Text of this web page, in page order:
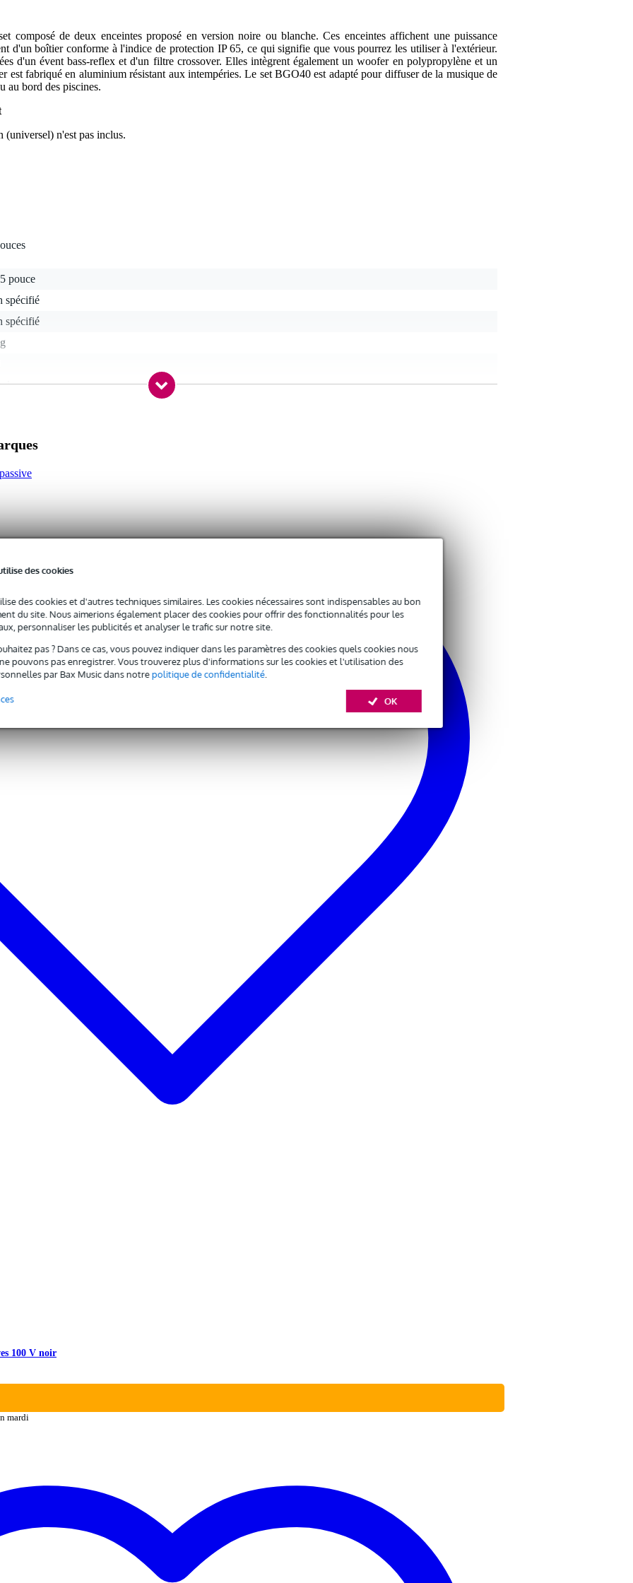
des cookies
des cookies et d'autres techniques similaires. Les cookies nécessaires sont indispensables au bon
du site. Nous aimerions également placer des cookies pour offrir des fonctionnalités pour les
personnaliser les publicités et analyser le trafic sur notre site.
pas ? Dans ce cas, vous pouvez indiquer dans les paramètres des cookies quels cookies nous
pouvons pas enregistrer. Vous trouverez plus d'informations sur les cookies et l'utilisation des
par Bax Music dans notrepolitique de confidentialité.
OK
composé de deux enceintes proposé en version noire ou blanche. Ces enceintes affichent une puissance
d'un boîtier conforme à l'indice de protection IP 65, ce qui signifie que vous pourrez les utiliser à l'extérieur.
d'un évent bass-reflex et d'un filtre crossover. Elles intègrent également un woofer en polypropylène et un
est fabriqué en aluminium résistant aux intempéries. Le set BGO40 est adapté pour diffuser de la musique de
au bord des piscines.
n'est pas inclus.
pouce
spécifié
spécifié
- 149 Hz
l'emballage inclus
kg
x 26,0 x 21,0 cm
kHz
: 89 dB
155 x 200 mm
100 V noir
mardi